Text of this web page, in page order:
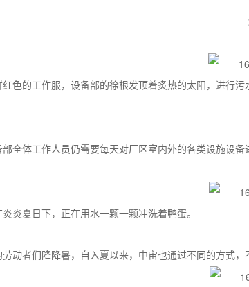
色的工作服，设备部的徐根发顶着炙热的太阳，进行污
全体工作人员仍需要每天对厂区室内外的各类设施设备
炎夏日下，正在用水一颗一颗冲洗着鸭蛋。
动者们降降暑，自入夏以来，中宙也通过不同的方式